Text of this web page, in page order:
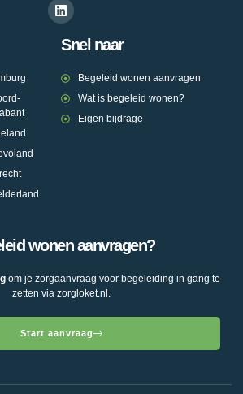
Snel naar
Begeleid wonen aanvragen
Wat is begeleid wonen?
Eigen bijdrage
wonen aanvragen?
om je zorgaanvraag voor begeleiding in gang te
zetten via zorgloket.nl.
Start aanvraag